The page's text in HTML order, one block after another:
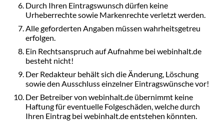
Durch Ihren Eintragswunsch dürfen keine
Urheberrechte sowie Markenrechte verletzt werden.
Alle geforderten Angaben müssen wahrheitsgetreu
erfolgen.
Ein Rechtsanspruch auf Aufnahme bei webinhalt.de
besteht nicht!
Der Redakteur behält sich die Änderung, Löschung
sowie den Ausschluss einzelner Eintragswünsche vor!
Der Betreiber von webinhalt.de übernimmt keine
Haftung für eventuelle Folgeschäden, welche durch
Ihren Eintrag bei webinhalt.de entstehen könnten.